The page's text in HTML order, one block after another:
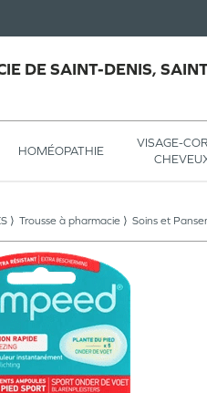
DE SAINT-DENIS,
HOMÉOPATHIE
VISAGE-
Trousse à pharmacie Soins et